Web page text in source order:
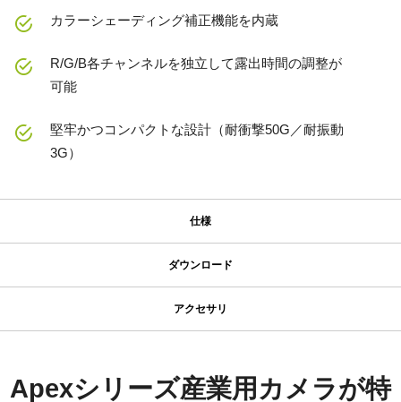
カラーシェーディング補正機能を内蔵
R/G/B各チャンネルを独立して露出時間の調整が
可能
堅牢かつコンパクトな設計（耐衝撃50G／耐振動
3G）
仕様
ダウンロード
マニュアル - CV-M9CL
アクセサリ
MP-40はCシリーズおよびCV-M9CL、CV-M9GEに対応していま
Apexシリーズ産業用カメラが特